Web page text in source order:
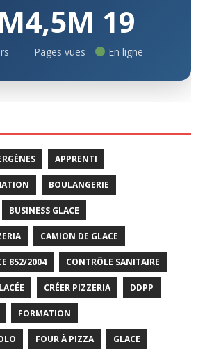
4,5M
Pages vues
19
En ligne
APPRENTI
BOULANGERIE
BUSINESS GLACE
CAMION DE GLACE
852/2004 CONTRÔLE SANITAIRE
CRÉER PIZZERIA DDPP
FORMATION
FOUR À PIZZA GLACE